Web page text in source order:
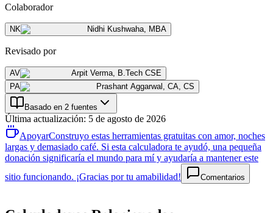
Colaborador
NK Nidhi Kushwaha, MBA
Revisado por
AV Arpit Verma, B.Tech CSE
PA
Prashant Aggarwal , CA, CS
Basado en 2 fuentes
Última actualización: 5 de agosto de 2026
ApoyarConstruyo estas herramientas gratuitas con amor, noches
largas y demasiado café. Si esta calculadora te ayudó, una pequeña
donación significaría el mundo para mí y ayudaría a mantener este
sitio funcionando. ¡Gracias por tu amabilidad!
Comentarios